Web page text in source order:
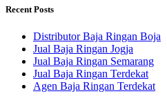
Recent Posts
Distributor Baja Ringan Boja
Jual Baja Ringan Jogja
Jual Baja Ringan Semarang
Jual Baja Ringan Terdekat
Agen Baja Ringan Terdekat